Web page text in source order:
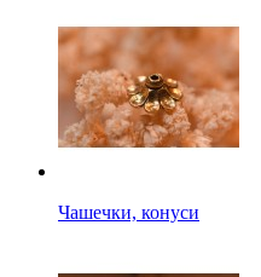
Чашечки, конуси